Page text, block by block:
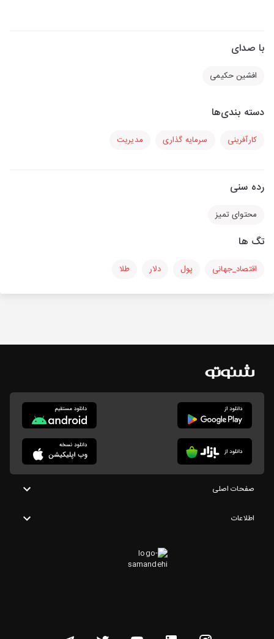
با صدای
افشین حکیمی
دسته بندی‌ها
کارآفرینی سرمایه گذاری مدیریت
رده سنی
محتوای تمیز
تگ ها
اقتصاد_جهانی پول دلار طلا
صفحات اصلی
اطلاعات